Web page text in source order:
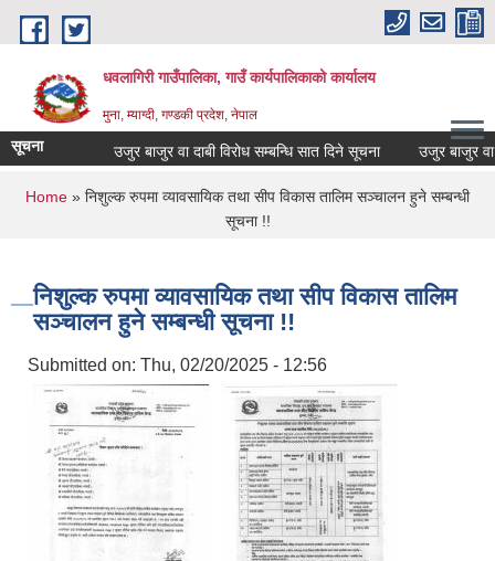
Skip to main content
धवलागिरी गाउँपालिका, गाउँ कार्यपालिकाको कार्यालय
मुना, म्याग्दी, गण्डकी प्रदेश, नेपाल
सूचना उजुर बाजुर वा दाबी विरोध सम्बन्धि सात दिने सूचना उजुर बाजुर वा
You are here
Home » निशुल्क रुपमा व्यावसायिक तथा सीप विकास तालिम सञ्चालन हुने सम्बन्धी
सूचना !!
निशुल्क रुपमा व्यावसायिक तथा सीप विकास तालिम
सञ्चालन हुने सम्बन्धी सूचना !!
Submitted on: Thu, 02/20/2025 - 12:56